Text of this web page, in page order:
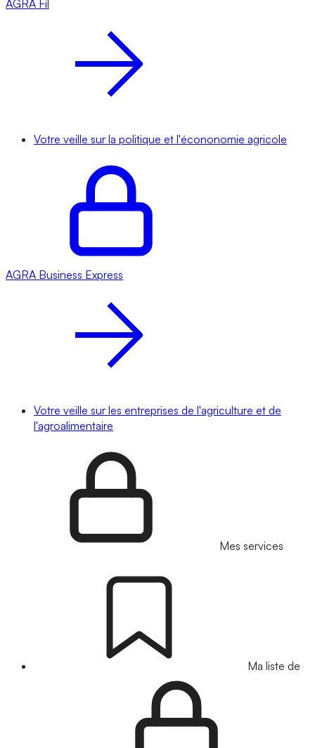
AGRA Fil
Votre veille sur la politique et l'écononomie agricole
AGRA Business Express
Votre veille sur les entreprises de l'agriculture et de
l'agroalimentaire
Mes services
Ma liste de